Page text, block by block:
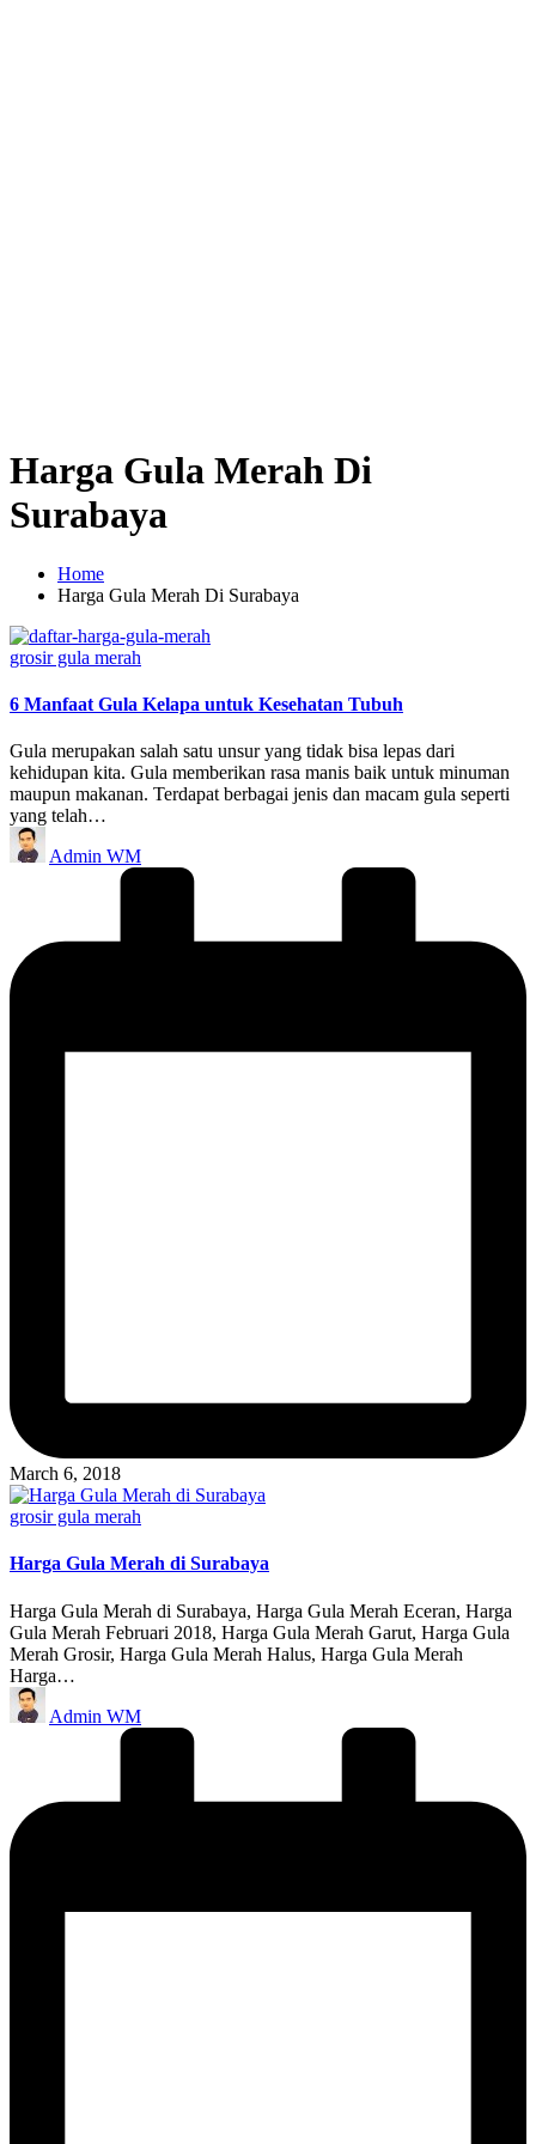
Harga Gula Merah Di
Surabaya
Home
Harga Gula Merah Di Surabaya
Posted
grosir gula merah
6 Manfaat Gula Kelapa untuk Kesehatan Tubuh
Gula merupakan salah satu unsur yang tidak bisa lepas dari
kehidupan kita. Gula memberikan rasa manis baik untuk minuman
maupun makanan. Terdapat berbagai jenis dan macam gula seperti
yang telah…
Posted
by
Admin WM
March 6, 2018
Posted
grosir gula merah
Harga Gula Merah di Surabaya
Harga Gula Merah di Surabaya, Harga Gula Merah Eceran, Harga
Gula Merah Februari 2018, Harga Gula Merah Garut, Harga Gula
Merah Grosir, Harga Gula Merah Halus, Harga Gula Merah
Harga…
Posted
by
Admin WM